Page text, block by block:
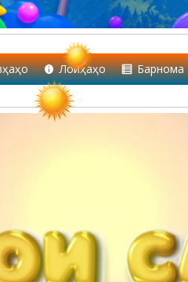
Лоиҳаҳо Барнома